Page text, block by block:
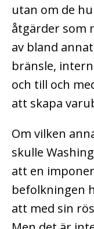
utan om de
åtgärder som
av bland
bränsle,
och till och
att skapa
Om vilken
skulle
att en
befolkningen
att med sin